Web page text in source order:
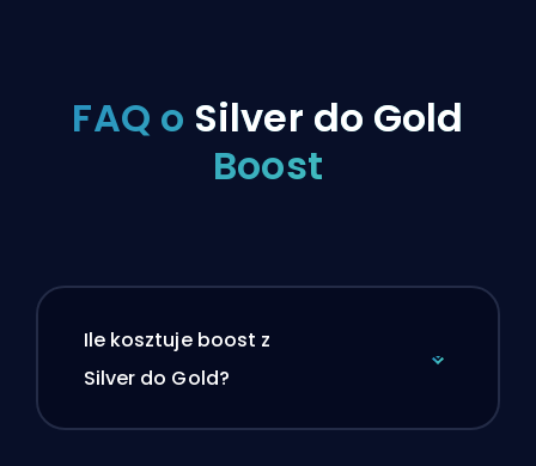
FAQ o Silver do Gold
Boost
Ile kosztuje boost z
Silver do Gold?